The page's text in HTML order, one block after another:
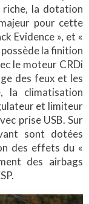
riche, la dotation
pour cette
Evidence », et «
possède la finition
le moteur CRDi
des feux et les
la climatisation
et limiteur
prise USB. Sur
sont dotées
des effets du «
des airbags